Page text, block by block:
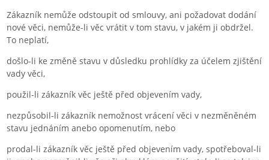
Zákazník nemůže odstoupit od smlouvy, ani požadovat dodání
nové věci, nemůže-li věc vrátit v tom stavu, v jakém ji obdržel.
To neplatí,
došlo-li ke změně stavu v důsledku prohlídky za účelem zjištění
vady věci,
použil-li zákazník věc ještě před objevením vady,
nezpůsobil-li zákazník nemožnost vrácení věci v nezměněném
stavu jednáním anebo opomenutím, nebo
prodal-li zákazník věc ještě před objevením vady, spotřeboval-li